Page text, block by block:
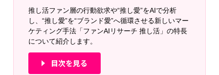
推し活ファン層の行動欲求や“推し愛”をAIで分析
し、“推し愛”を“ブランド愛”へ循環させる新しいマー
ケティング手法「ファンAIリサーチ 推し活」の特長
について紹介します。
目次を見る